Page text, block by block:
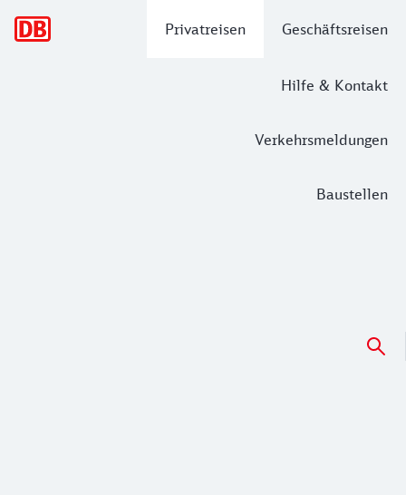
Privatreisen Geschäftsreisen
Hilfe & Kontakt
Verkehrsmeldungen
Baustellen